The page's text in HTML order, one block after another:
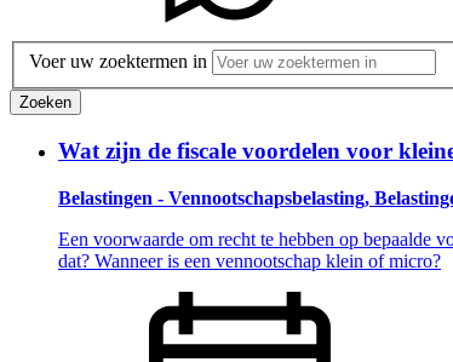
Voer uw zoektermen in
Zoeken
Wat zijn de fiscale voordelen voor
Belastingen - Vennootschapsbelasting,
Een voorwaarde om recht te hebben op bepaalde
dat? Wanneer is een vennootschap klein of micro?